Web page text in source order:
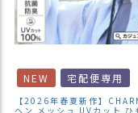
NEW 宅配便専用
【2026年春夏新作】
ヘン メッシュ UVカット ひ